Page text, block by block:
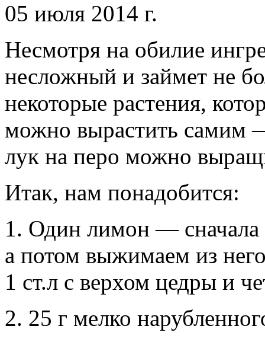
05 июля 2014 г.
Несмотря на обилие
несложный и займет не
некоторые растения,
можно вырастить самим
лук на перо можно
Итак, нам понадобится:
1. Один лимон — сначала
а потом выжимаем из
1 ст.л с верхом цедры и
2. 25 г мелко